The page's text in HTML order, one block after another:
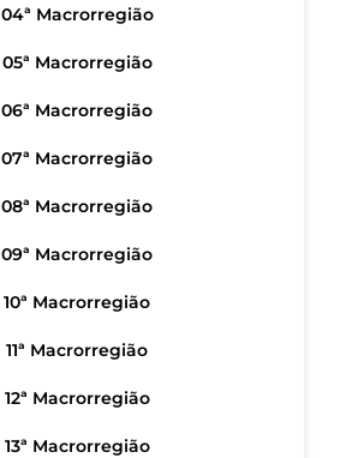
04ª Macrorregião
05ª Macrorregião
06ª Macrorregião
07ª Macrorregião
08ª Macrorregião
09ª Macrorregião
10ª Macrorregião
11ª Macrorregião
12ª Macrorregião
13ª Macrorregião